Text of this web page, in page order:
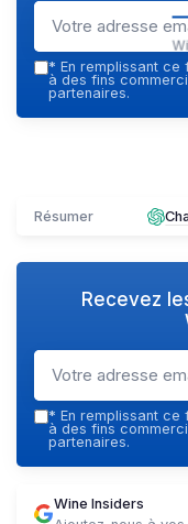
* En remplissant ce
à des fins
partenaires.
Résumer
Recevez
* En remplissant ce
à des fins
partenaires.
Wine Insiders